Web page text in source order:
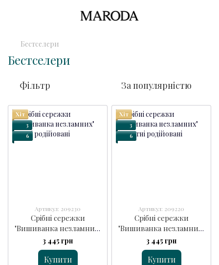
Бестселери
Бестселери
Фільтр За популярністю
Хіт
3
6
Артикул: 209230
Срібні сережки
"Вишиванка незламних"
зелені
3 445 грн
Купити
Хіт
3
6
Артикул: 209220
Срібні сережки
"Вишиванка незламних"
блакитні
3 445 грн
Купити